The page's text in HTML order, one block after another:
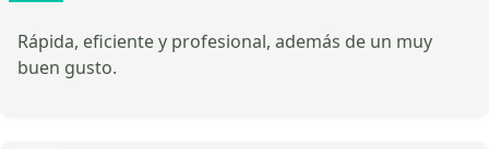
Rápida, eficiente y profesional, además de un muy
buen gusto.